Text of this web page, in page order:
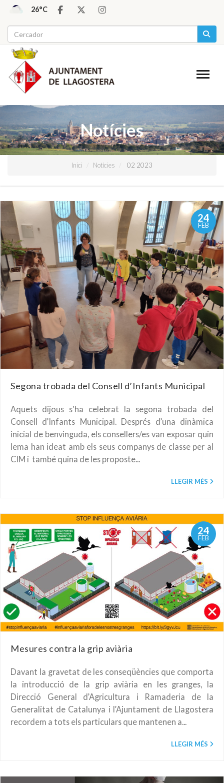
26°C
Notícies
Inici Notícies 02 2023
24
FEB
Segona trobada del Consell d’Infants Municipal
Aquets dijous s'ha celebrat la segona trobada del
Consell d’Infants Municipal. Després d’una dinàmica
inicial de benvinguda, els consellers/es van exposar quin
lema han ideat amb els seus companys de classe per al
CIM i també quina de les proposte...
LLEGIR MÉS
24
FEB
Mesures contra la grip aviària
Davant la gravetat de les conseqüències que comporta
la introducció de la grip aviària en les granges, la
Direcció General d’Agricultura i Ramaderia de la
Generalitat de Catalunya i l’Ajuntament de Llagostera
recordem a tots els particulars que mantenen a...
LLEGIR MÉS